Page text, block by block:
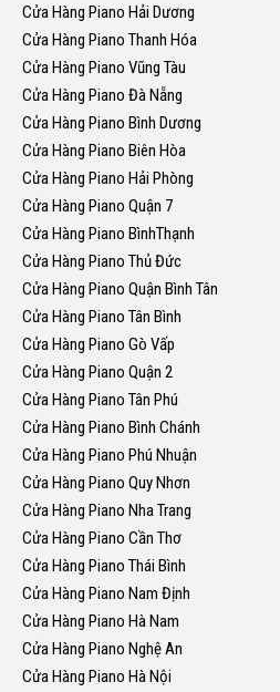
Cửa Hàng Piano Hải Dương
Cửa Hàng Piano Thanh Hóa
Cửa Hàng Piano Vũng Tàu
Cửa Hàng Piano Đà Nẵng
Cửa Hàng Piano Bình Dương
Cửa Hàng Piano Biên Hòa
Cửa Hàng Piano Hải Phòng
Cửa Hàng Piano Quận 7
Cửa Hàng Piano BìnhThạnh
Cửa Hàng Piano Thủ Đức
Cửa Hàng Piano Quận Bình Tân
Cửa Hàng Piano Tân Bình
Cửa Hàng Piano Gò Vấp
Cửa Hàng Piano Quận 2
Cửa Hàng Piano Tân Phú
Cửa Hàng Piano Bình Chánh
Cửa Hàng Piano Phú Nhuận
Cửa Hàng Piano Quy Nhơn
Cửa Hàng Piano Nha Trang
Cửa Hàng Piano Cần Thơ
Cửa Hàng Piano Thái Bình
Cửa Hàng Piano Nam Định
Cửa Hàng Piano Hà Nam
Cửa Hàng Piano Nghệ An
Cửa Hàng Piano Hà Nội